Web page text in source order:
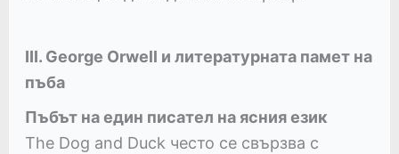
III. George Orwell и литературната памет на
пъба
Пъбът на един писател на ясния език
The Dog and Duck често се свързва с